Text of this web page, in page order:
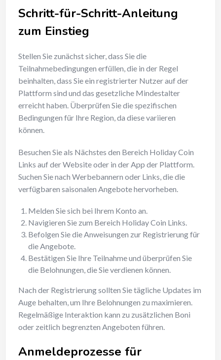
Schritt-für-Schritt-Anleitung
zum Einstieg
Stellen Sie zunächst sicher, dass Sie die
Teilnahmebedingungen erfüllen, die in der Regel
beinhalten, dass Sie ein registrierter Nutzer auf der
Plattform sind und das gesetzliche Mindestalter
erreicht haben. Überprüfen Sie die spezifischen
Bedingungen für Ihre Region, da diese variieren
können.
Besuchen Sie als Nächstes den Bereich Holiday Coin
Links auf der Website oder in der App der Plattform.
Suchen Sie nach Werbebannern oder Links, die die
verfügbaren saisonalen Angebote hervorheben.
Melden Sie sich bei Ihrem Konto an.
Navigieren Sie zum Bereich Holiday Coin Links.
Befolgen Sie die Anweisungen zur Registrierung für
die Angebote.
Bestätigen Sie Ihre Teilnahme und überprüfen Sie
die Belohnungen, die Sie verdienen können.
Nach der Registrierung sollten Sie tägliche Updates im
Auge behalten, um Ihre Belohnungen zu maximieren.
Regelmäßige Interaktion kann zu zusätzlichen Boni
oder zeitlich begrenzten Angeboten führen.
Anmeldeprozesse für